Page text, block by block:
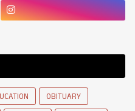
OBITUARY